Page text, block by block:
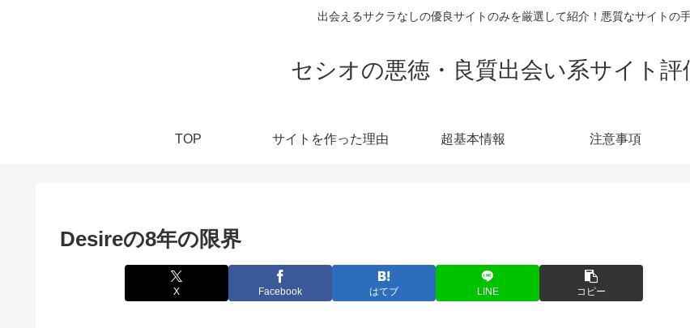
出会えるサクラなしの優良サイトのみを厳選して紹介！悪質なサイトの
セシオの悪徳・良質出会い系サイト評
TOP サイトを作った理由 超基本情報 注意事項
Desireの8年の限界
X Facebook はてブ LINE コピー